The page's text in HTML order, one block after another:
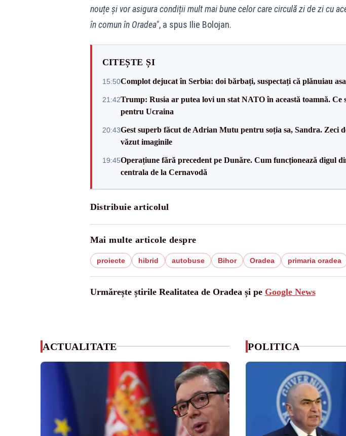
nouțe și vor asigura condiții mult mai bune celor care circulă zi de zi cu
în comun în Oradea", a spus Ilie Bolojan.
CITEȘTE ȘI
15:50Complot dejucat în Serbia: doi bărbați, suspectați că plănuiau
21:42Trump: Rusia ar putea lovi un stat NATO în această toamnă. Ce
pentru Ucraina
20:43Gest superb făcut de Adrian Mutu pentru soția sa, Sandra. Zeci
văzut imaginile
19:45Operațiune fără precedent pe Dunăre. Cum funcționează digul
centrala de la Cernavodă
Distribuie articolul
Mai multe articole despre
proiecte hibrid autobuse Bihor Oradea primaria oradea
Urmărește știrile Realitatea de Oradea și pe Google News
ACTUALITATE POLITICA